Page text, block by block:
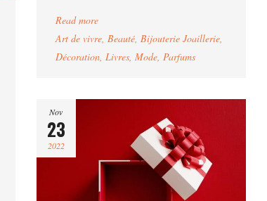
Read more
Art de vivre, Beauté, Bijouterie Joaillerie,
Décoration, Livres, Mode, Parfums
Nov
23
2022